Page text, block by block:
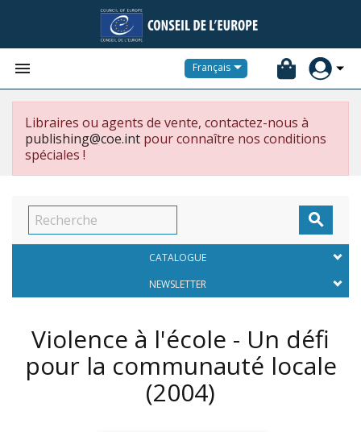
 Français
Libraires ou agents de vente, contactez-nous à
publishing@coe.int pour connaître nos conditions
spéciales !

CATALOGUE
NEWSLETTER
Violence à l'école - Un défi
pour la communauté locale
(2004)